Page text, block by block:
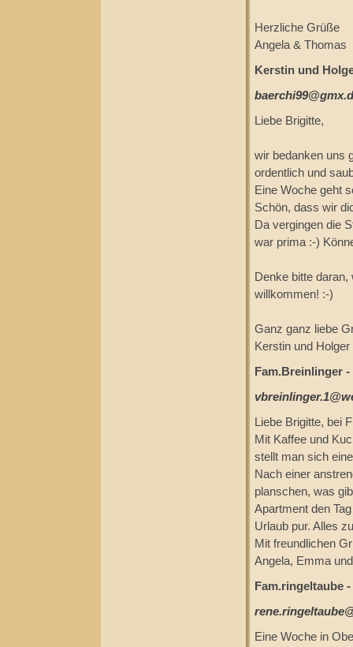
Herzliche Grüße
Angela & Thomas
Kerstin und
Liebe Brigitte,
wir bedanken uns
ordentlich und
Eine Woche geht
Schön, dass wir
Da vergingen die
war prima :-)
Denke bitte
willkommen! :-)
Ganz ganz liebe
Kerstin und Holger
Fam.Breinlinger -
Liebe Brigitte, bei
Mit Kaffee und
stellt man sich
Nach einer
planschen, was
Apartment den
Urlaub pur. Alles
Mit freundlichen
Angela, Emma
Fam.ringeltaube
Eine Woche in